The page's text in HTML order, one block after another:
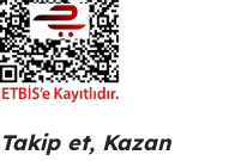
Takip et, Kazan